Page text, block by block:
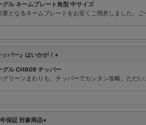
必
須
)
グル ネームプレート角型 中サイズ
要となるネームプレートをお安くご用意しました。ご
パー』はいかが！
(
必
須
)
グル CH809 チッパー
グリーンまわりも、チッパーでカンタン攻略。ただい
保証 対象商品